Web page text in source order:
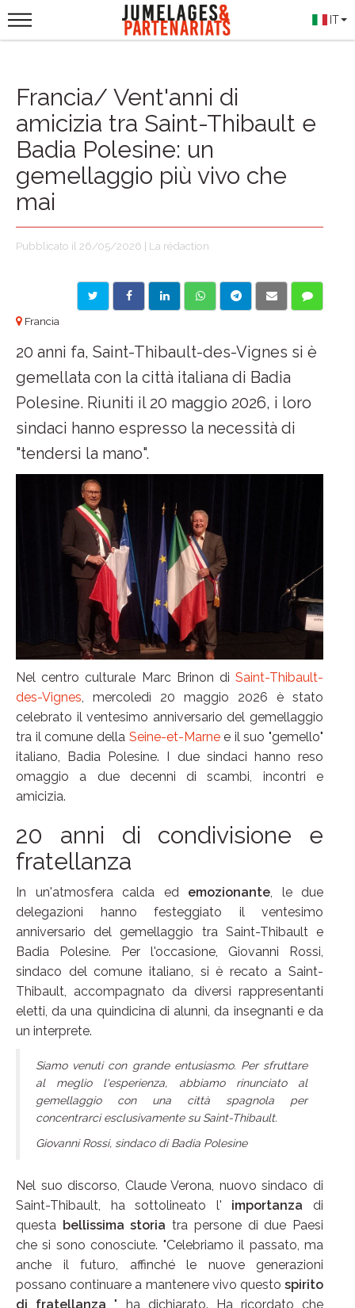
IT
Francia/ Vent'anni di
amicizia tra Saint-Thibault e
Badia Polesine: un
gemellaggio più vivo che
mai
Pubblicato il 26/05/2026 | La rédaction
Francia
20 anni fa, Saint-Thibault-des-Vignes si è
gemellata con la città italiana di Badia
Polesine. Riuniti il 20 maggio 2026, i loro
sindaci hanno espresso la necessità di
"tendersi la mano".
Nel centro culturale Marc Brinon di Saint-Thibault-
des-Vignes, mercoledì 20 maggio 2026 è stato
celebrato il ventesimo anniversario del gemellaggio
tra il comune della Seine-et-Marnee il suo "gemello"
italiano, Badia Polesine. I due sindaci hanno reso
omaggio a due decenni di scambi, incontri e
amicizia.
20 anni di condivisione e
fratellanza
In un'atmosfera calda edemozionante, le due
delegazioni hanno festeggiato il ventesimo
anniversario del gemellaggio tra Saint-Thibault e
Badia Polesine. Per l'occasione, Giovanni Rossi,
sindaco del comune italiano, si è recato a Saint-
Thibault, accompagnato da diversi rappresentanti
eletti, da una quindicina di alunni, da insegnanti e da
un interprete.
Siamo venuti con grande entusiasmo. Per sfruttare
al meglio l'esperienza, abbiamo rinunciato al
gemellaggio con una città spagnola per
concentrarci esclusivamente su Saint-Thibault.
Giovanni Rossi, sindaco di Badia Polesine
Nel suo discorso, Claude Verona, nuovo sindaco di
Saint-Thibault, ha sottolineato l' importanza di
questa bellissima storia tra persone di due Paesi
che si sono conosciute. "Celebriamo il passato, ma
anche il futuro, affinché le nuove generazioni
possano continuare a mantenere vivo questo spirito
di fratellanza ", ha dichiarato. Ha ricordato che